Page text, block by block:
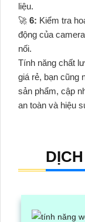
liệu.
️🚀 6: Kiểm tra
động của
nối.
Tính năng chất
giá rẻ, bạn cũng
sản phẩm, cập
an toàn và hiệu